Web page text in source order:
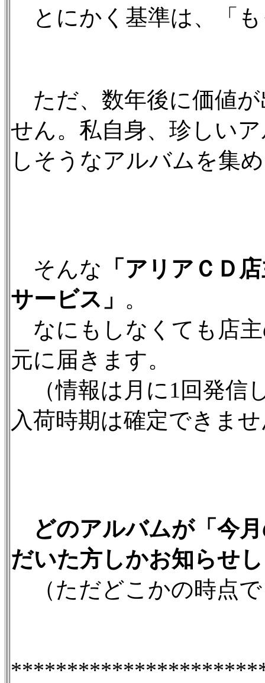
とにかく基準は、「
ただ、数年後に価値が
せん。私自身、珍しい
しそうなアルバムを集
そんな 「アリアＣＤ
サービス」 。
なにもしなくても店
元に届きます。
（情報は月に1回発信
入荷時期は確定できま
どのアルバムが「今
だいた方しかお知らせ
（ただどこかの時点